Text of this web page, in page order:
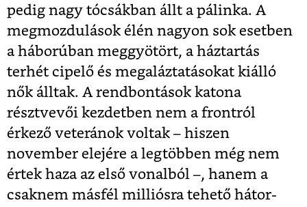
pedig nagy tócsákban állt a pálinka. A
megmozdulások élén nagyon sok esetben
a háborúban meggyötört, a háztartás
terhét cipelő és megaláztatásokat kiálló
nők álltak. A rendbontások katona
résztvevői kezdetben nem a frontról
érkező veteránok voltak – hiszen
november elejére a legtöbben még nem
értek haza az első vonalból –, hanem a
csaknem másfél milliósra tehető hátor-